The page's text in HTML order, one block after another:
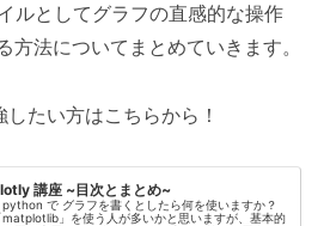
ルとしてグラフの直感的な操作
方法についてまとめていきます。
たい方はこちらから！
講座 ~目次とまとめ~
で グラフを書くとしたら何を使いますか？
matplotlib」を使う人が多いかと思いますが、基本的